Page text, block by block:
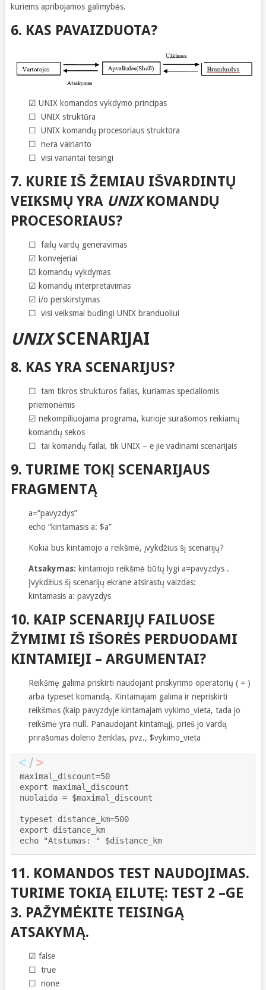
kuriems apribojamos galimybės.
6. KAS PAVAIZDUOTA?
☑ UNIX komandos vykdymo principas
☐ UNIX struktūra
☐ UNIX komandų procesoriaus struktūra
☐ nėra vairianto
☐ visi variantai teisingi
7. KURIE IŠ ŽEMIAU IŠVARDINTŲ
VEIKSMŲ YRA UNIXKOMANDŲ
PROCESORIAUS?
☐ failų vardų generavimas
☑ konvejeriai
☑ komandų vykdymas
☑ komandų interpretavimas
☑ i/o perskirstymas
☐ visi veiksmai būdingi UNIX branduoliui
UNIXSCENARIJAI
8. KAS YRA SCENARIJUS?
☐ tam tikros struktūros failas, kuriamas specialiomis
priemonėmis
☑ nekompiliuojama programa, kurioje surašomos reikiamų
komandų sekos
☐ tai komandų failai, tik UNIX – e jie vadinami scenarijais
9. TURIME TOKĮ SCENARIJAUS
FRAGMENTĄ
a=”pavyzdys”
echo “kintamasis a: $a”
Kokia bus kintamojo a reikšmė, įvykdžius šį scenarijų?
Atsakymas: kintamojo reikšmė būtų lygi a=pavyzdys .
Įvykdžius šį scenarijų ekrane atsirastų vaizdas:
kintamasis a: pavyzdys
10. KAIP SCENARIJŲ FAILUOSE
ŽYMIMI IŠ IŠORĖS PERDUODAMI
KINTAMIEJI – ARGUMENTAI?
Reikšmę galima priskirti naudojant priskyrimo operatorių ( = )
arba typeset komandą. Kintamajam galima ir nepriskirti
reikšmės (kaip pavyzdyje kintamajam vykimo_vieta, tada jo
reikšmė yra null. Panaudojant kintamąjį, prieš jo vardą
prirašomas dolerio ženklas, pvz., $vykimo_vieta
maximal_discount=50
export maximal_discount
nuolaida = $maximal_discount
typeset distance_km=500
export distance_km
echo "Atstumas: " $distance_km
11. KOMANDOS TEST NAUDOJIMAS.
TURIME TOKIĄ EILUTĘ: TEST 2 –GE
3. PAŽYMĖKITE TEISINGĄ
ATSAKYMĄ.
☑ false
☐ true
☐ none